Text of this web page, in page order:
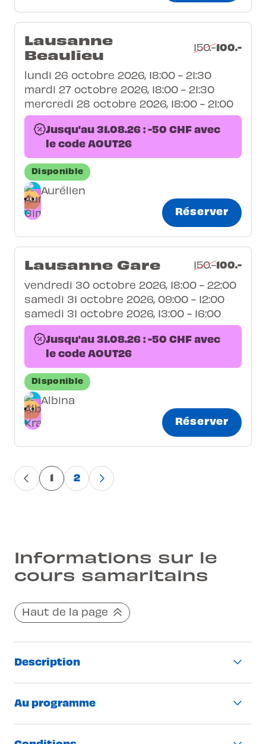
Lausanne
Beaulieu
150.-100.-
lundi 26 octobre 2026, 18:00 - 21:30
mardi 27 octobre 2026, 18:00 - 21:30
mercredi 28 octobre 2026, 18:00 - 21:00
Jusqu'au 31.08.26 : -50 CHF avec
le code AOUT26
Disponible
Aurélien
Réserver
Lausanne Gare 150.-100.-
vendredi 30 octobre 2026, 18:00 - 22:00
samedi 31 octobre 2026, 09:00 - 12:00
samedi 31 octobre 2026, 13:00 - 16:00
Jusqu'au 31.08.26 : -50 CHF avec
le code AOUT26
Disponible
Albina
Réserver
1 2
Informations sur le
cours samaritains
Haut de la page
Description
Cours obligatoire pour aller à l’examen
Au programme
Apprendre les premiers gestes qui